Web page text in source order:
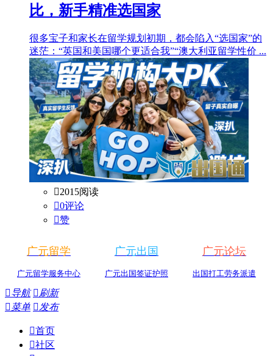
比，新手精准选国家
很多宝子和家长在留学规划初期，都会陷入“选国家”的
迷茫：“英国和美国哪个更适合我”“澳大利亚留学性价 ...
2015阅读
0评论
赞
广元留学
广元留学服务中心
广元出国
广元出国签证护照
广元论坛
出国打工劳务派遣
导航 刷新
菜单 发布
首页
社区